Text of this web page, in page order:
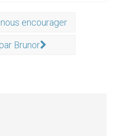
encourager
Brunor